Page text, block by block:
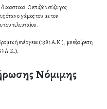
Ο επιζών σύζυγος
όταν ο γάμος του με τον
τελευταίου.
ενέργεια (1381 Α.Κ.), με εξαίρεση
Α.Κ.).
Νόμιμης